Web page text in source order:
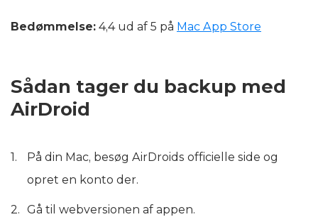
Bedømmelse: 4,4 ud af 5 på Mac App Store
Sådan tager du backup med
AirDroid
På din Mac, besøg AirDroids officielle side og
opret en konto der.
Gå til webversionen af appen.